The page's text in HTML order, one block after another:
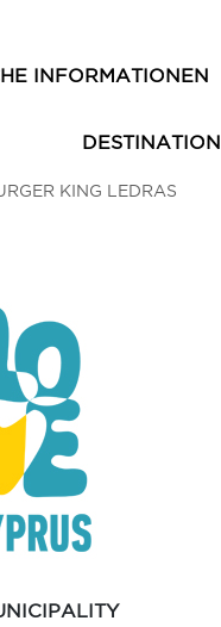
INFORMATIONEN
KING LEDRAS